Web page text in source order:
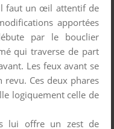
faut un œil attentif de
apportées
par le bouclier
qui traverse de part
Les feux avant se
revu. Ces deux phares
logiquement celle de
lui offre un zest de